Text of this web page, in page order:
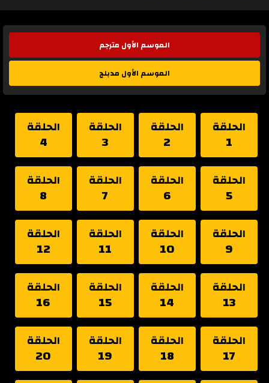
الموسم الأول مترجم
الموسم الأول مدبلج
الحلقة
1
الحلقة
2
الحلقة
3
الحلقة
4
الحلقة
5
الحلقة
6
الحلقة
7
الحلقة
8
الحلقة
9
الحلقة
10
الحلقة
11
الحلقة
12
الحلقة
13
الحلقة
14
الحلقة
15
الحلقة
16
الحلقة
17
الحلقة
18
الحلقة
19
الحلقة
20